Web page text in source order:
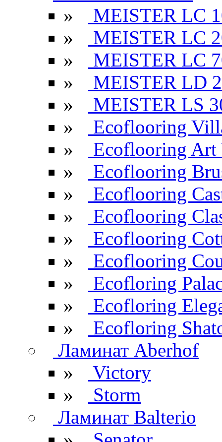
»
MEISTER LC
»
MEISTER LC
»
MEISTER LC
»
MEISTER LD
»
MEISTER LS
»
Ecoflooring
»
Ecoflooring Art
»
Ecoflooring
»
Ecoflooring
»
Ecoflooring
»
Ecoflooring
»
Ecoflooring
»
Ecofloring
»
Ecofloring
»
Ecofloring
Ламинат Aberhof
»
Victory
»
Storm
Ламинат Balterio